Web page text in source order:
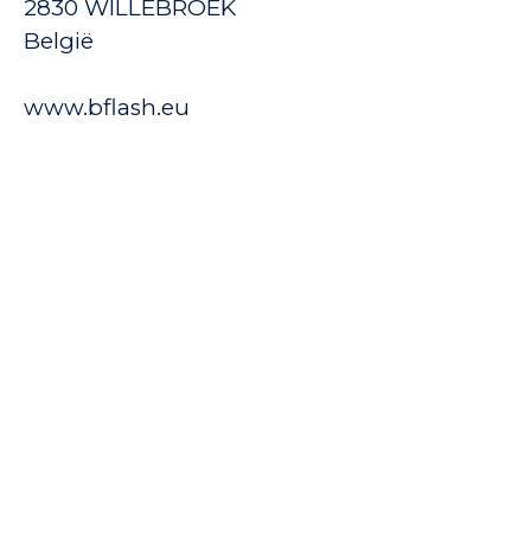
2830 WILLEBROEK
België
www.bflash.eu